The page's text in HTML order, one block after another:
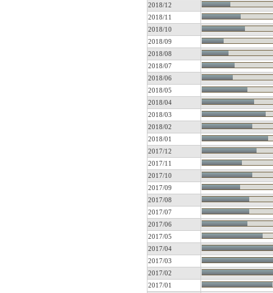
2018/12
2018/11
2018/10
2018/09
2018/08
2018/07
2018/06
2018/05
2018/04
2018/03
2018/02
2018/01
2017/12
2017/11
2017/10
2017/09
2017/08
2017/07
2017/06
2017/05
2017/04
2017/03
2017/02
2017/01